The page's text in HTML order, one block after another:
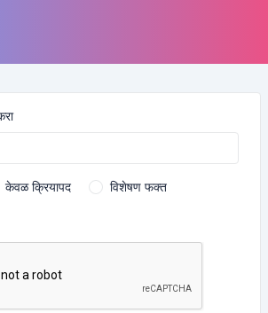
केवळ क्रियापद
विशेषण फक्त